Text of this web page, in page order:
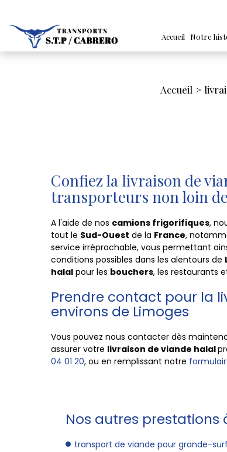
Accueil Notre
Accueil
Confiez la livraison de
transporteurs non loin
A l'aide de nos camions frigorifiques,
tout le Sud-Ouest de la France,
service irréprochable, vous permettant
conditions possibles dans les alentours de
halal pour les bouchers, les restaurants
Prendre contact pour la
environs de Limoges
Vous pouvez nous contacter dès
assurer votre livraison de viande halal
04 01 20, ou en remplissant notre
Nos autres prestations
transport de viande pour grande-